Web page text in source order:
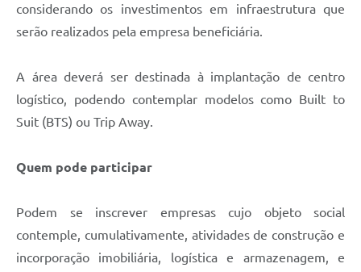
considerando os investimentos em infraestrutura que
serão realizados pela empresa beneficiária.
A área deverá ser destinada à implantação de centro
logístico, podendo contemplar modelos como Built to
Suit (BTS) ou Trip Away.
Quem pode participar
Podem se inscrever empresas cujo objeto social
contemple, cumulativamente, atividades de construção e
incorporação imobiliária, logística e armazenagem, e